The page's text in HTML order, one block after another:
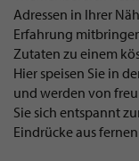
Adressen in Ihrer
Erfahrung
Zutaten zu einem
Hier speisen Sie in
und werden von
Sie sich entspannt
Eindrücke aus